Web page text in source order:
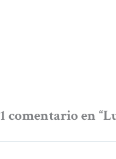
1 comentario en